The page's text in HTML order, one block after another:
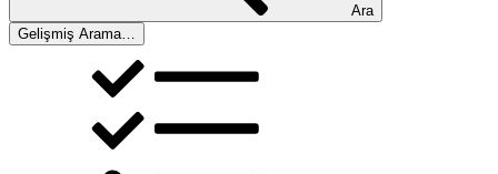
Ara
Gelişmiş Arama…